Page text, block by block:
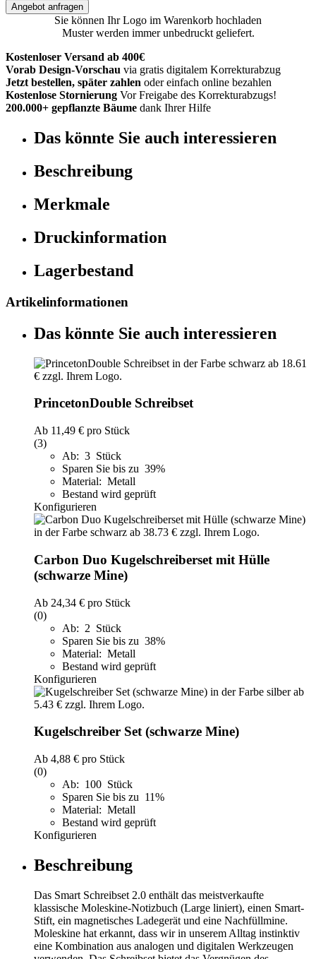
Angebot anfragen
Sie können Ihr Logo im Warenkorb hochladen
Muster werden immer unbedruckt geliefert.
Kostenloser Versand ab 400€
Vorab Design-Vorschau via gratis digitalem Korrekturabzug
Jetzt bestellen, später zahlen oder einfach online bezahlen
Kostenlose Stornierung Vor Freigabe des Korrekturabzugs!
200.000+ gepflanzte Bäume dank Ihrer Hilfe
Das könnte Sie auch interessieren
Beschreibung
Merkmale
Druckinformation
Lagerbestand
Artikelinformationen
Das könnte Sie auch interessieren
PrincetonDouble Schreibset
Ab 11,49 € pro Stück
(3)
Ab: 3 Stück
Sparen Sie bis zu 39%
Material: Metall
Bestand wird geprüft
Konfigurieren
Carbon Duo Kugelschreiberset mit Hülle
(schwarze Mine)
Ab 24,34 € pro Stück
(0)
Ab: 2 Stück
Sparen Sie bis zu 38%
Material: Metall
Bestand wird geprüft
Konfigurieren
Kugelschreiber Set (schwarze Mine)
Ab 4,88 € pro Stück
(0)
Ab: 100 Stück
Sparen Sie bis zu 11%
Material: Metall
Bestand wird geprüft
Konfigurieren
Beschreibung
Das Smart Schreibset 2.0 enthält das meistverkaufte
klassische Moleskine-Notizbuch (Large liniert), einen Smart-
Stift, ein magnetisches Ladegerät und eine Nachfüllmine.
Moleskine hat erkannt, dass wir in unserem Alltag instinktiv
eine Kombination aus analogen und digitalen Werkzeugen